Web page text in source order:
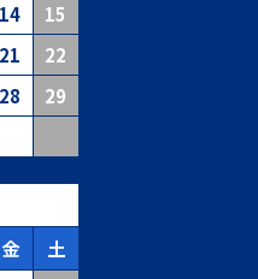
14
15
21
22
28
29
金 土